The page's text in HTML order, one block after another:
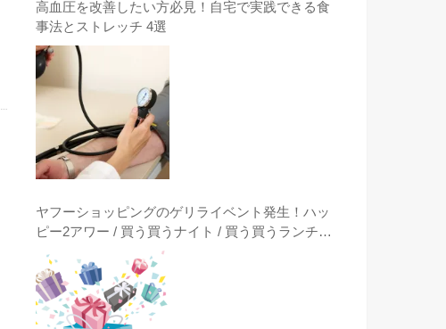
高血圧を改善したい方必見！自宅で実践できる食
事法とストレッチ 4選
ヤフーショッピングのゲリライベント発生！ハッ
ピー2アワー / 買う買うナイト / 買う買うランチタ
イム / クーポンは突然に出現時に激安購入する方
法